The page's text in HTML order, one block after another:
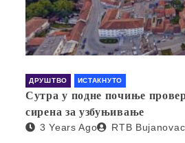
ДРУШТВО ИСТАКНУТО
Сутра у подне почиње
сирена за узбуњивање
3 Years Ago RTB